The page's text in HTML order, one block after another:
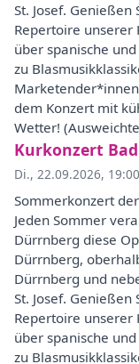
St. Josef.
Repertoire unserer
über spanische
zu
dem Konzert mit
Wetter!
Kurkonzert
Di., 22.09.2026, 19:00
Sommerkonzert
Jeden Sommer
Dürrnberg diese
Dürrnberg,
Dürrnberg und
St. Josef.
Repertoire unserer
über spanische
zu